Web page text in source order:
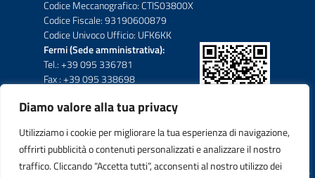
Diamo valore alla tua privacy
Utilizziamo i cookie per migliorare la tua esperienza di navigazione,
offrirti pubblicità o contenuti personalizzati e analizzare il nostro
traffico. Cliccando “Accetta tutti”, acconsenti al nostro utilizzo dei
Codice Meccanografico: CTIS03800X
Codice Fiscale: 93190600879
Codice Univoco Ufficio: UFK6KK
Fermi (Sede amministrativa):
Tel.: +39 095 336781
Fax : +39 095 338698
Eredia-Deodato:
Tel.: +39 095 6136206
Fax : +39 095 330503